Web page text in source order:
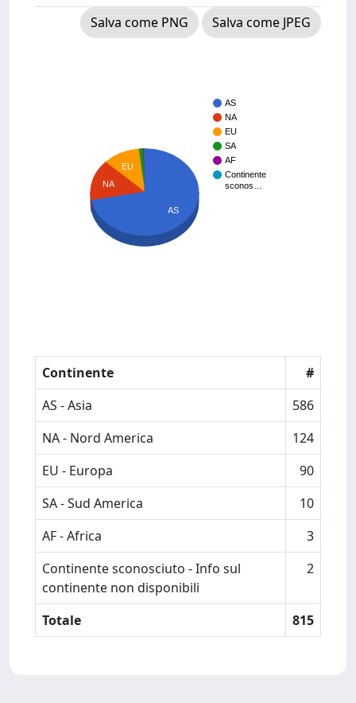
Salva come PNG
Salva come JPEG
AS
NA
EU
SA
AF
Continente
sconos…
EU
NA
AS
Continente
#
AS - Asia
586
NA - Nord America
124
EU - Europa
90
SA - Sud America
10
AF - Africa
3
Continente sconosciuto - Info sul
continente non disponibili
2
Totale 815